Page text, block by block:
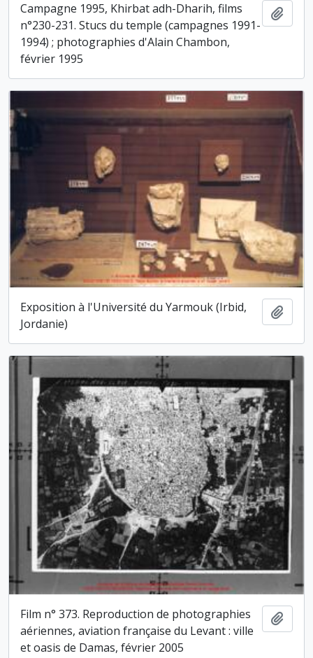
Campagne 1995, Khirbat adh-Dharih, films
n°230-231. Stucs du temple (campagnes 1991-
1994) ; photographies d'Alain Chambon,
février 1995
Exposition à l'Université du Yarmouk (Irbid,
Jordanie)
Film n° 373. Reproduction de photographies
aériennes, aviation française du Levant : ville
et oasis de Damas, février 2005